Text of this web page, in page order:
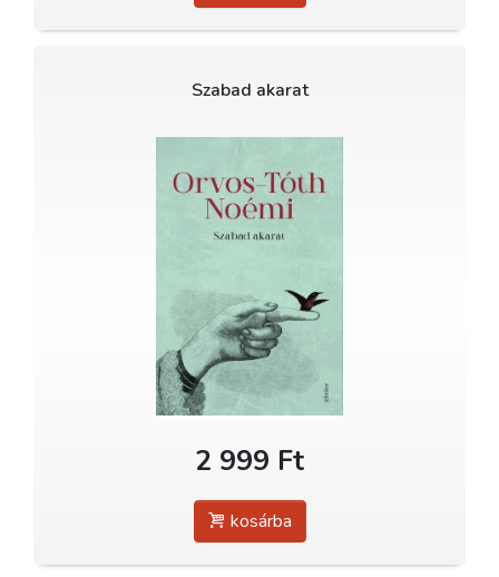
Szabad akarat
2 999 Ft
kosárba